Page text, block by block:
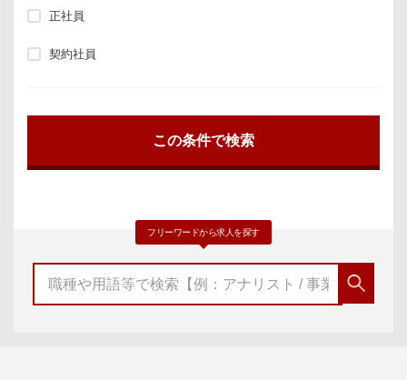
正社員
契約社員
フリーワードから求人を探す